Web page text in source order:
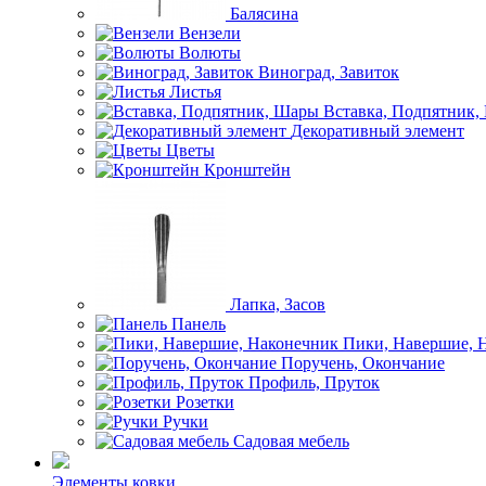
Балясина
Вензели
Волюты
Виноград, Завиток
Листья
Вставка,
Декоративный элемент
Цветы
Кронштейн
Лапка, Засов
Панель
Пики, Навершие,
Поручень, Окончание
Профиль, Пруток
Розетки
Ручки
Садовая мебель
Элементы ковки